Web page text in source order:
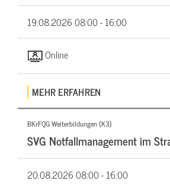
19.08.202608:00 - 16:00
Online
MEHR ERFAHREN
BKrFQG Weiterbildungen (K3)
SVG Notfallmanagement im
20.08.202608:00 - 16:00